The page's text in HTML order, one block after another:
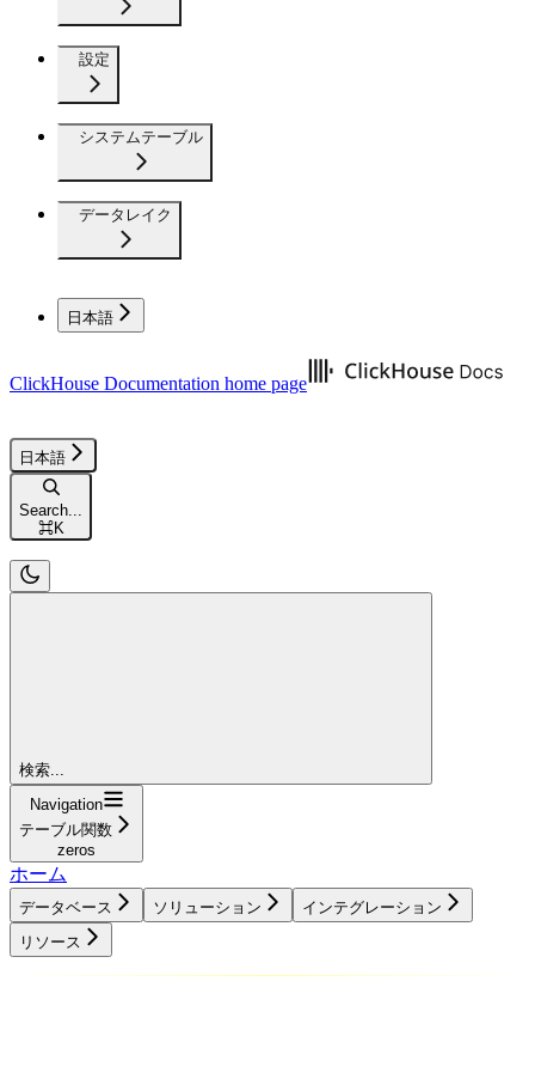
設定
システムテーブル
データレイク
日本語
ClickHouse Documentation home page
日本語
Search...
⌘K
検索...
Navigation
テーブル関数
zeros
ホーム
データベース ソリューション
インテグレーション
リソース